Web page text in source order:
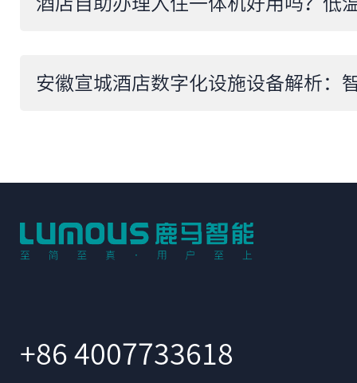
+86 4007733618